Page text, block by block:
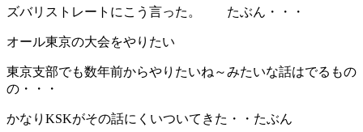
ズバリストレートにこう言った。 たぶん・・・
オール東京の大会をやりたい
東京支部でも数年前からやりたいね～みたいな話はでるもの
の・・・
かなりKSKがその話にくいついてきた・・たぶん